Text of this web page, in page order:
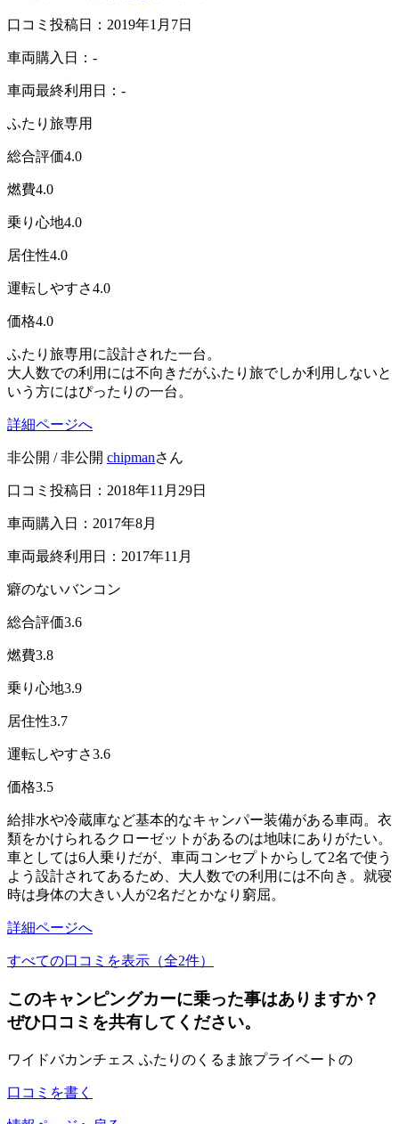
口コミ投稿日：2019年1月7日
車両購入日：-
車両最終利用日：-
ふたり旅専用
総合評価4.0
燃費4.0
乗り心地4.0
居住性4.0
運転しやすさ4.0
価格4.0
ふたり旅専用に設計された一台。
大人数での利用には不向きだがふたり旅でしか利用しないと
いう方にはぴったりの一台。
詳細ページへ
非公開 / 非公開 chipmanさん
口コミ投稿日：2018年11月29日
車両購入日：2017年8月
車両最終利用日：2017年11月
癖のないバンコン
総合評価3.6
燃費3.8
乗り心地3.9
居住性3.7
運転しやすさ3.6
価格3.5
給排水や冷蔵庫など基本的なキャンパー装備がある車両。衣
類をかけられるクローゼットがあるのは地味にありがたい。
車としては6人乗りだが、車両コンセプトからして2名で使う
よう設計されてあるため、大人数での利用には不向き。就寝
時は身体の大きい人が2名だとかなり窮屈。
詳細ページへ
すべての口コミを表示（全2件）
このキャンピングカーに乗った事はありますか？
ぜひ口コミを共有してください。
ワイドバカンチェス ふたりのくるま旅プライベートの
口コミを書く